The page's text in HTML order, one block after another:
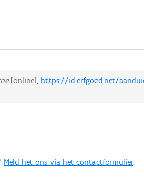
[online], https://id.erfgoed.net/
Meld het ons via het contactformulier.